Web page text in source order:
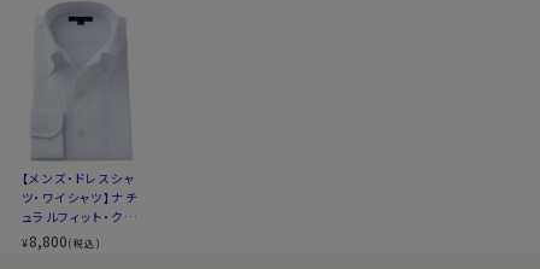
忙しい日常の中でも、「洗って、干して、そのまま着られ
そんな扱いやすさを目指した素材です。
100％再生ペットボトル素材から作られたクールマック
ス®エコメイド・ファイバーを使用。
ドライで快適な着心地を提供するとともに、環境にも配
慮したサスティナブル素材です。
全１２サイズ
スタイル
生産国
▼スポット商品につき再入荷はございませんのでご了承
ください
▼ナチュラルフィットとは？
後ろ身頃にダーツを入れて、ウエスト部分をやや絞ったス
タイルです。
【メンズ・ドレスシャ
ツ・ワイシャツ】ナチ
ュラルフィット・クー
ルマックス・オールシ
ーズン・ドライ・形態
¥8,800(税込)